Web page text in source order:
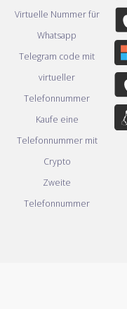
Virtuelle Nummer für
Whatsapp
Telegram code mit
virtueller
Telefonnummer
Kaufe eine
Telefonnummer mit
Crypto
Zweite
Telefonnummer